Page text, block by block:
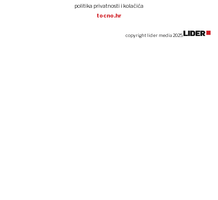
politika privatnosti i kolačića
tocno.hr
copyright lider media 2025.